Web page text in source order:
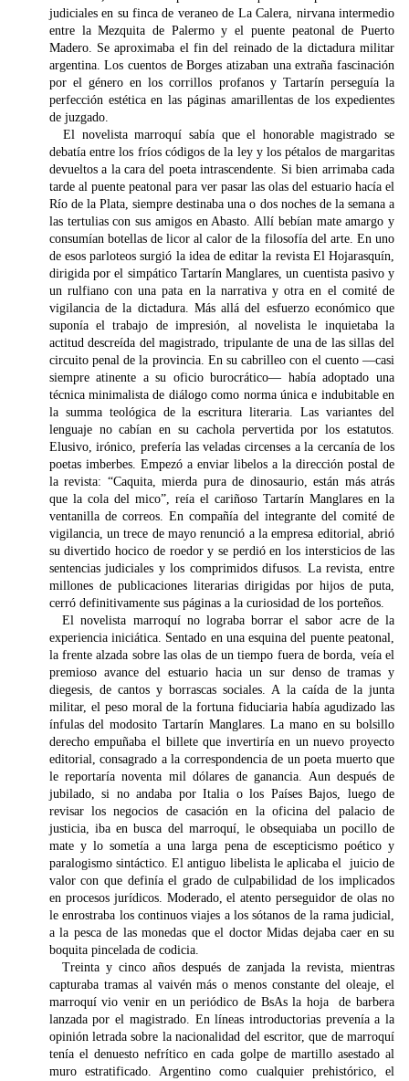
judiciales en su finca de veraneo de La Calera, nirvana intermedio
entre la Mezquita de Palermo y el puente peatonal de Puerto
Madero. Se aproximaba el fin del reinado de la dictadura militar
argentina. Los cuentos de Borges atizaban una extraña fascinación
por el género en los corrillos profanos y Tartarín perseguía la
perfección estética en las páginas amarillentas de los expedientes
de juzgado.
El novelista marroquí sabía que el honorable magistrado se
debatía entre los fríos códigos de la ley y los pétalos de margaritas
devueltos a la cara del poeta intrascendente. Si bien arrimaba cada
tarde al puente peatonal para ver pasar las olas del estuario hacía el
Río de la Plata, siempre destinaba una o dos noches de la semana a
las tertulias con sus amigos en Abasto. Allí bebían mate amargo y
consumían botellas de licor al calor de la filosofía del arte. En uno
de esos parloteos surgió la idea de editar la revista El Hojarasquín,
dirigida por el simpático Tartarín Manglares, un cuentista pasivo y
un rulfiano con una pata en la narrativa y otra en el comité de
vigilancia de la dictadura. Más allá del esfuerzo económico que
suponía el trabajo de impresión, al novelista le inquietaba la
actitud descreída del magistrado, tripulante de una de las sillas del
circuito penal de la provincia. En su cabrilleo con el cuento —casi
siempre atinente a su oficio burocrático— había adoptado una
técnica minimalista de diálogo como norma única e indubitable en
la summa teológica de la escritura literaria. Las variantes del
lenguaje no cabían en su cachola pervertida por los estatutos.
Elusivo, irónico, prefería las veladas circenses a la cercanía de los
poetas imberbes. Empezó a enviar libelos a la dirección postal de
la revista: “Caquita, mierda pura de dinosaurio, están más atrás
que la cola del mico”, reía el cariñoso Tartarín Manglares en la
ventanilla de correos. En compañía del integrante del comité de
vigilancia, un trece de mayo renunció a la empresa editorial, abrió
su divertido hocico de roedor y se perdió en los intersticios de las
sentencias judiciales y los comprimidos difusos. La revista, entre
millones de publicaciones literarias dirigidas por hijos de puta,
cerró definitivamente sus páginas a la curiosidad de los porteños.
El novelista marroquí no lograba borrar el sabor acre de la
experiencia iniciática. Sentado en una esquina del puente peatonal,
la frente alzada sobre las olas de un tiempo fuera de borda, veía el
premioso avance del estuario hacia un sur denso de tramas y
diegesis, de cantos y borrascas sociales. A la caída de la junta
militar, el peso moral de la fortuna fiduciaria había agudizado las
ínfulas del modosito Tartarín Manglares. La mano en su bolsillo
derecho empuñaba el billete que invertiría en un nuevo proyecto
editorial, consagrado a la correspondencia de un poeta muerto que
le reportaría noventa mil dólares de ganancia. Aun después de
jubilado, si no andaba por Italia o los Países Bajos, luego de
revisar los negocios de casación en la oficina del palacio de
justicia, iba en busca del marroquí, le obsequiaba un pocillo de
mate y lo sometía a una larga pena de escepticismo poético y
paralogismo sintáctico. El antiguo libelista le aplicaba el juicio de
valor con que definía el grado de culpabilidad de los implicados
en procesos jurídicos. Moderado, el atento perseguidor de olas no
le enrostraba los continuos viajes a los sótanos de la rama judicial,
a la pesca de las monedas que el doctor Midas dejaba caer en su
boquita pincelada de codicia.
Treinta y cinco años después de zanjada la revista, mientras
capturaba tramas al vaivén más o menos constante del oleaje, el
marroquí vio venir en un periódico de BsAs la hoja de barbera
lanzada por el magistrado. En líneas introductorias prevenía a la
opinión letrada sobre la nacionalidad del escritor, que de marroquí
tenía el denuesto nefrítico en cada golpe de martillo asestado al
muro estratificado. Argentino como cualquier prehistórico, el